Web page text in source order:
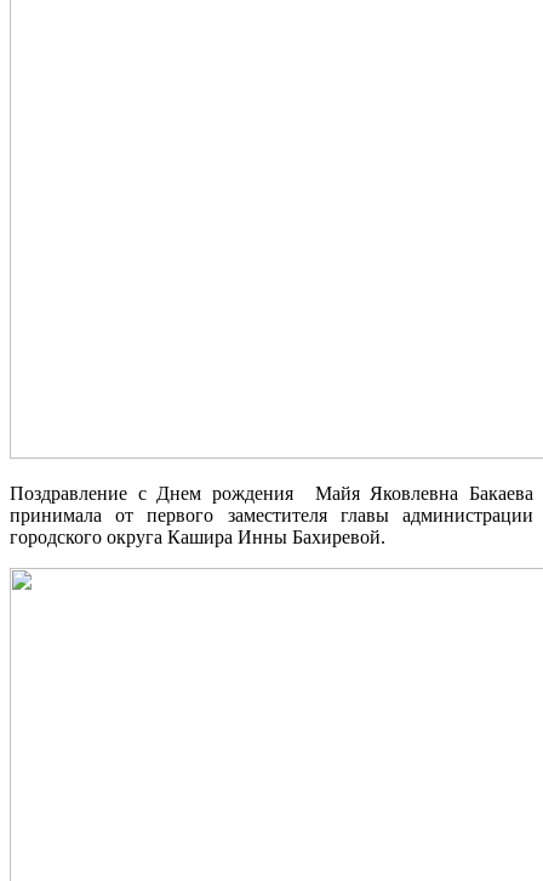
Поздравление с Днем рождения Майя Яковлевна Бакаева
принимала от первого заместителя главы администрации
городского округа Кашира Инны Бахиревой.